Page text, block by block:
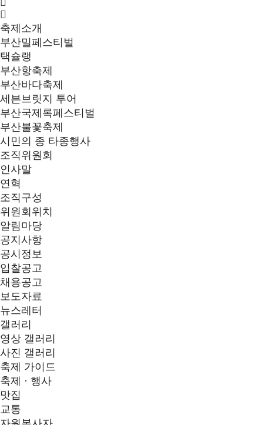
축제소개
부산밀페스티벌
택슐랭
부산항축제
부산바다축제
세븐브릿지 투어
부산국제록페스티벌
부산불꽃축제
시민의 종 타종행사
조직위원회
인사말
연혁
조직구성
위원회위치
알림마당
공지사항
공시정보
입찰공고
채용공고
보도자료
뉴스레터
갤러리
영상 갤러리
사진 갤러리
축제 가이드
축제 · 행사
맛집
교통